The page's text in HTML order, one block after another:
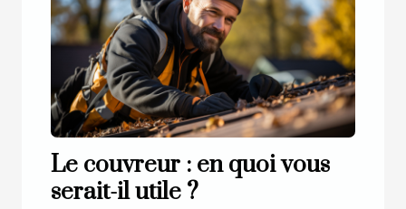
Le couvreur : en quoi vous
serait-il utile ?